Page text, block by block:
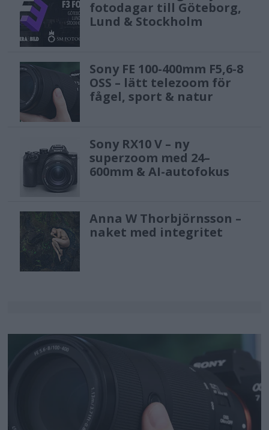
fotodagar till Göteborg,
Lund & Stockholm
Sony FE 100-400mm F5,6-8
OSS – lätt telezoom för
fågel, sport & natur
Sony RX10 V – ny
superzoom med 24–
600mm & AI-autofokus
Anna W Thorbjörnsson –
naket med integritet